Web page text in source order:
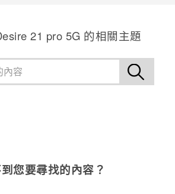
21 pro 5G 的相關主題
您要尋找的內容？